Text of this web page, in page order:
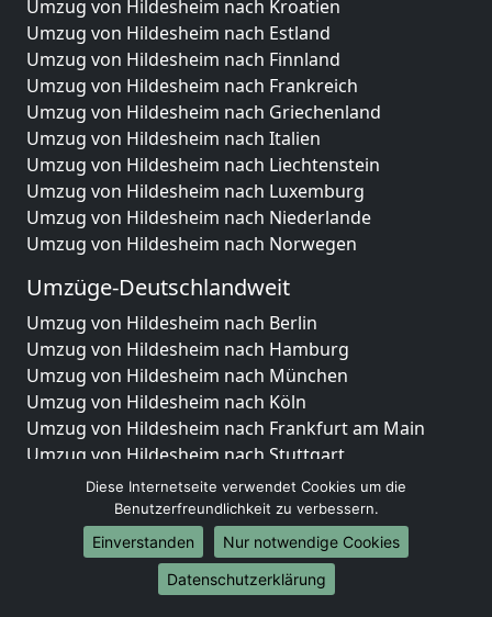
Umzug von Hildesheim nach Kroatien
Umzug von Hildesheim nach Estland
Umzug von Hildesheim nach Finnland
Umzug von Hildesheim nach Frankreich
Umzug von Hildesheim nach Griechenland
Umzug von Hildesheim nach Italien
Umzug von Hildesheim nach Liechtenstein
Umzug von Hildesheim nach Luxemburg
Umzug von Hildesheim nach Niederlande
Umzug von Hildesheim nach Norwegen
Umzüge-Deutschlandweit
Umzug von Hildesheim nach Berlin
Umzug von Hildesheim nach Hamburg
Umzug von Hildesheim nach München
Umzug von Hildesheim nach Köln
Umzug von Hildesheim nach Frankfurt am Main
Umzug von Hildesheim nach Stuttgart
Umzug von Hildesheim nach Düsseldorf
Umzug von Hildesheim nach Leipzig
Umzug von Hildesheim nach Dortmund
Umzug von Hildesheim nach Essen
Umzug von Hildesheim nach Bremen
Diese Internetseite verwendet Cookies um die
Benutzerfreundlichkeit zu verbessern.
Einverstanden
Nur notwendige Cookies
Datenschutzerklärung